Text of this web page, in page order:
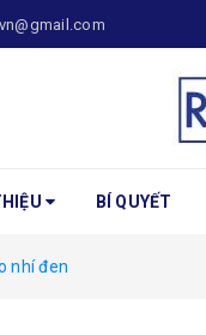
BÍ QUYẾT
nhí đen